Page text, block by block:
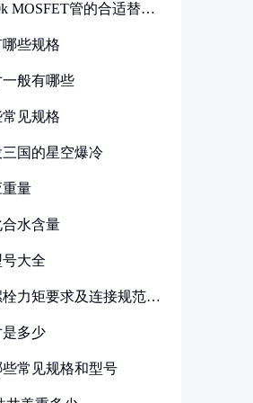
MOSFET管的合适替代
些规格
般有哪些
见规格
国的星空爆冷
量
水含量
大全
力矩要求及连接规范详
多少
常见规格和型号